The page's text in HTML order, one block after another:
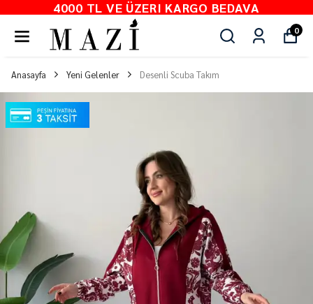
4000 TL VE ÜZERI KARGO BEDAVA
0
Anasayfa Yeni Gelenler Desenli Scuba Takım